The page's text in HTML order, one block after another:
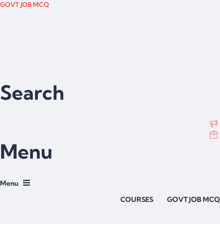
GOVT JOB MCQ
Search
Menu
COURSES GOVT JOB MCQ